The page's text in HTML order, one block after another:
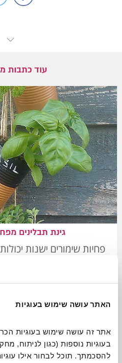
האתר עושה שימוש בעוגיות
עוד כתבות
גינת תבלינים
פחיות שימורים ישנות
לכתבה